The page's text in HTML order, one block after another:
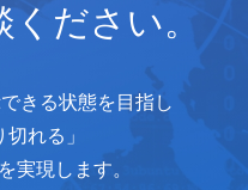
ださい。
きる状態を目指し
切れる」
実現します。